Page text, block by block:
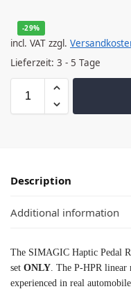
-29%
incl. VAT zzgl.
Lieferzeit: 3 - 5 Tage
Description
Additional information
The SIMAGIC Haptic Pedal
set ONLY . The P-HPR
experienced in real